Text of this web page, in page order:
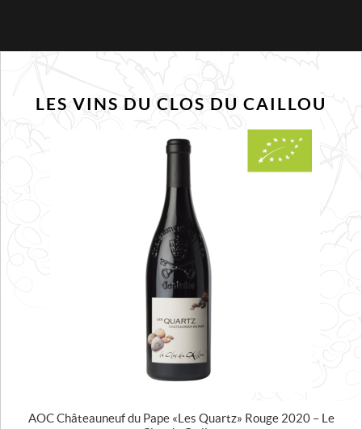
LES VINS DU CLOS DU CAILLOU
AOC Châteauneuf du Pape « Les Quartz » Rouge 2020 – Le